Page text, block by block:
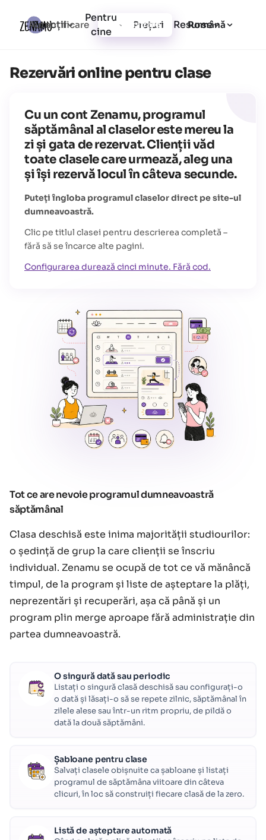
Funcții
Pentru
cine
Prețuri Resurse
Autentificare Înregistrare Română
Rezervări online pentru clase
Cu un cont Zenamu, programul
săptămânal al claselor este mereu la
zi și gata de rezervat. Clienții văd
toate clasele care urmează, aleg una
și își rezervă locul în câteva secunde.
Puteți îngloba programul claselor direct pe site-ul
dumneavoastră.
Clic pe titlul clasei pentru descrierea completă –
fără să se încarce alte pagini.
Configurarea durează cinci minute. Fără cod.
Tot ce are nevoie programul dumneavoastră
săptămânal
Clasa deschisă este inima majorității studiourilor:
o ședință de grup la care clienții se înscriu
individual. Zenamu se ocupă de tot ce vă mănâncă
timpul, de la program și liste de așteptare la plăți,
neprezentări și recuperări, așa că până și un
program plin merge aproape fără administrație din
partea dumneavoastră.
O singură dată sau periodic
Listați o singură clasă deschisă sau configurați-o
o dată și lăsați-o să se repete zilnic, săptămânal în
zilele alese sau într-un ritm propriu, de pildă o
dată la două săptămâni.
Șabloane pentru clase
Salvați clasele obișnuite ca șabloane și listați
programul de săptămâna viitoare din câteva
clicuri, în loc să construiți fiecare clasă de la zero.
Listă de așteptare automată